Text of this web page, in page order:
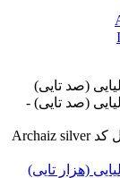
ورق نقره استیل کد Archaiz silver